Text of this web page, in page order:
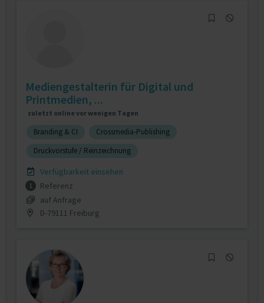
Mediengestalterin für Digital und
Printmedien, ...
zuletzt online vor wenigen Tagen
Branding & CI
Crossmedia-Publishing
Druckvorstufe / Reinzeichnung
Verfügbarkeit einsehen
1
Referenz
auf Anfrage
D-79111 Freiburg